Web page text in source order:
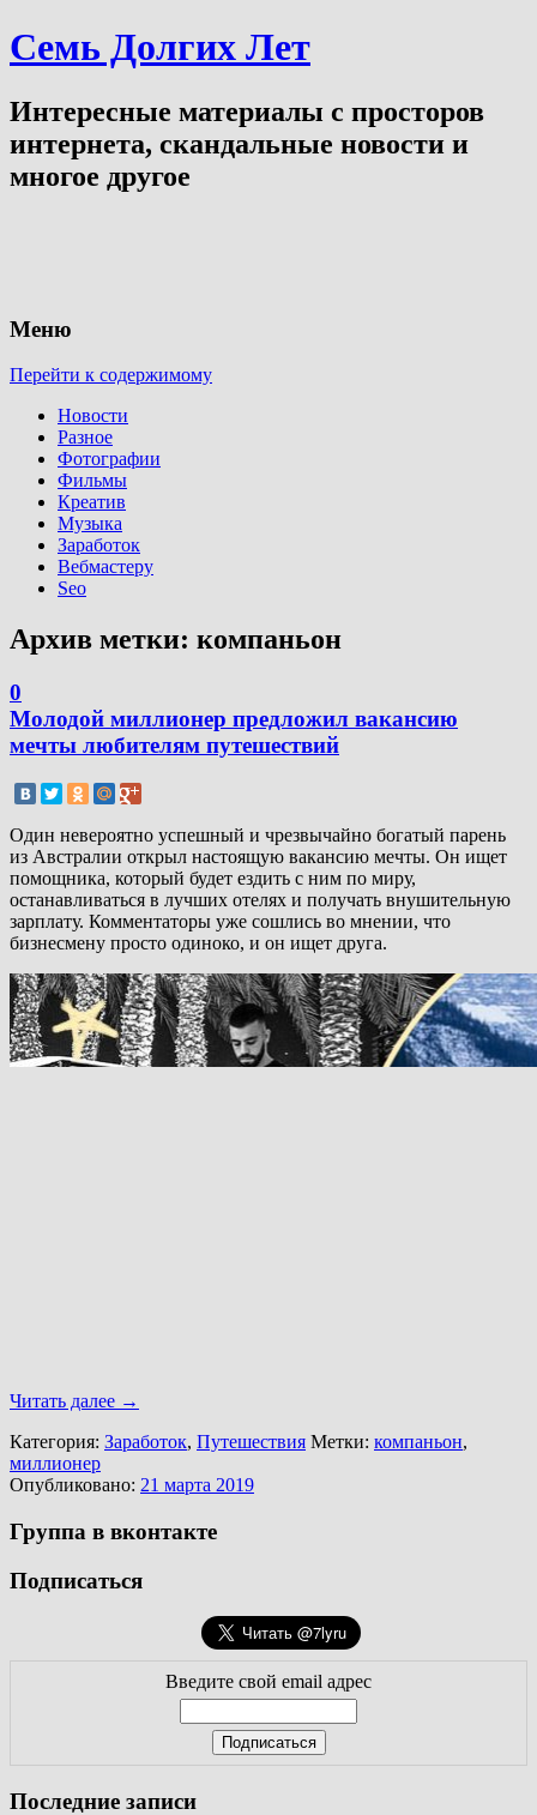
Семь Долгих Лет
Интересные материалы с просторов
интернета, скандальные новости и
многое другое
Меню
Перейти к содержимому
Новости
Разное
Фотографии
Фильмы
Креатив
Музыка
Заработок
Вебмастеру
Seo
Архив метки: компаньон
0
Молодой миллионер предложил вакансию
мечты любителям путешествий
Один невероятно успешный и чрезвычайно богатый парень
из Австралии открыл настоящую вакансию мечты. Он ищет
помощника, который будет ездить с ним по миру,
останавливаться в лучших отелях и получать внушительную
зарплату. Комментаторы уже сошлись во мнении, что
бизнесмену просто одиноко, и он ищет друга.
Читать далее →
Категория: Заработок, Путешествия Метки: компаньон,
миллионер
Опубликовано: 21 марта 2019
Группа в вконтакте
Подписаться
Введите свой email адрес
Последние записи